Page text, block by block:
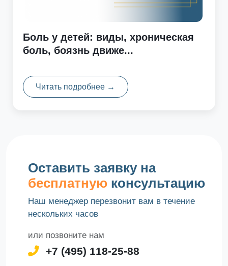
Боль у детей: виды, хроническая
боль, боязнь движе...
Читать подробнее →
Оставить заявку на
бесплатнуюконсультацию
Наш менеджер перезвонит вам в течение
нескольких часов
или позвоните нам
+7 (495) 118-25-88